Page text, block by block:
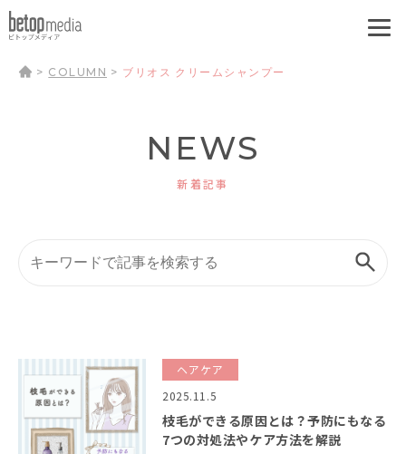
> COLUMN > ブリオス クリームシャンプー
NEWS
新着記事
ヘアケア
2025.11.5
枝毛ができる原因とは？予防にもなる
7つの対処法やケア方法を解説